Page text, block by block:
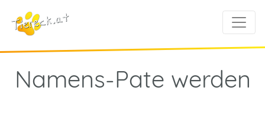
Namens-Pate werden